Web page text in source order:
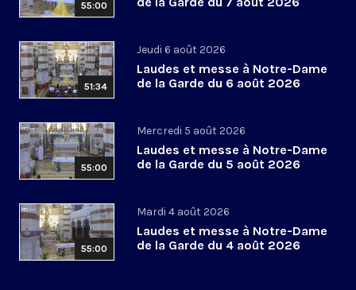
55:00
51:34
Jeudi 6 août 2026
Laudes et messe à Notre-Dame
de la Garde du 6 août 2026
55:00
Mercredi 5 août 2026
Laudes et messe à Notre-Dame
de la Garde du 5 août 2026
55:00
Mardi 4 août 2026
Laudes et messe à Notre-Dame
de la Garde du 4 août 2026